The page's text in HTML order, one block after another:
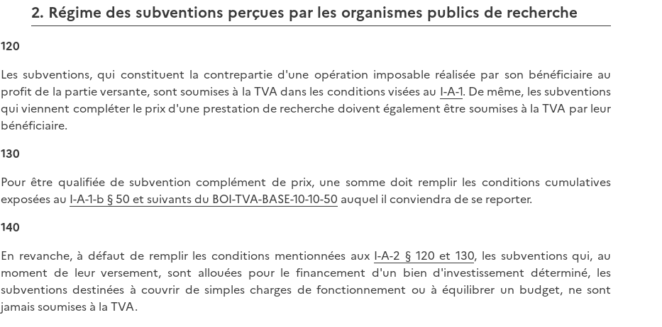
2. Régime des subventions perçues par les organismes publics de recherche
120
Les subventions, qui constituent la contrepartie d'une opération imposable réalisée par son bénéficiaire au
profit de la partie versante, sont soumises à la TVA dans les conditions visées au I-A-1. De même, les subventions
qui viennent compléter le prix d'une prestation de recherche doivent également être soumises à la TVA par leur
bénéficiaire.
130
Pour être qualifiée de subvention complément de prix, une somme doit remplir les conditions cumulatives
exposées au I-A-1-b § 50 et suivants du BOI-TVA-BASE-10-10-50 auquel il conviendra de se reporter.
140
En revanche, à défaut de remplir les conditions mentionnées aux I-A-2 § 120 et 130, les subventions qui, au
moment de leur versement, sont allouées pour le financement d'un bien d'investissement déterminé, les
subventions destinées à couvrir de simples charges de fonctionnement ou à équilibrer un budget, ne sont
jamais soumises à la TVA.